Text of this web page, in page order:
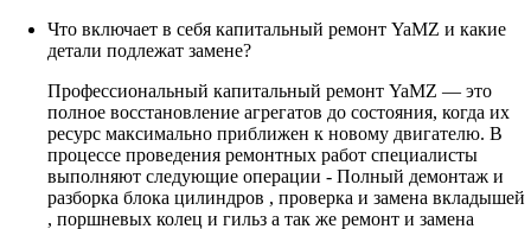
Что включает в себя капитальный ремонт YaMZ и какие
детали подлежат замене?
Профессиональный капитальный ремонт YaMZ — это
полное восстановление агрегатов до состояния, когда их
ресурс максимально приближен к новому двигателю. В
процессе проведения ремонтных работ специалисты
выполняют следующие операции - Полный демонтаж и
разборка блока цилиндров , проверка и замена вкладышей
, поршневых колец и гильз а так же ремонт и замена